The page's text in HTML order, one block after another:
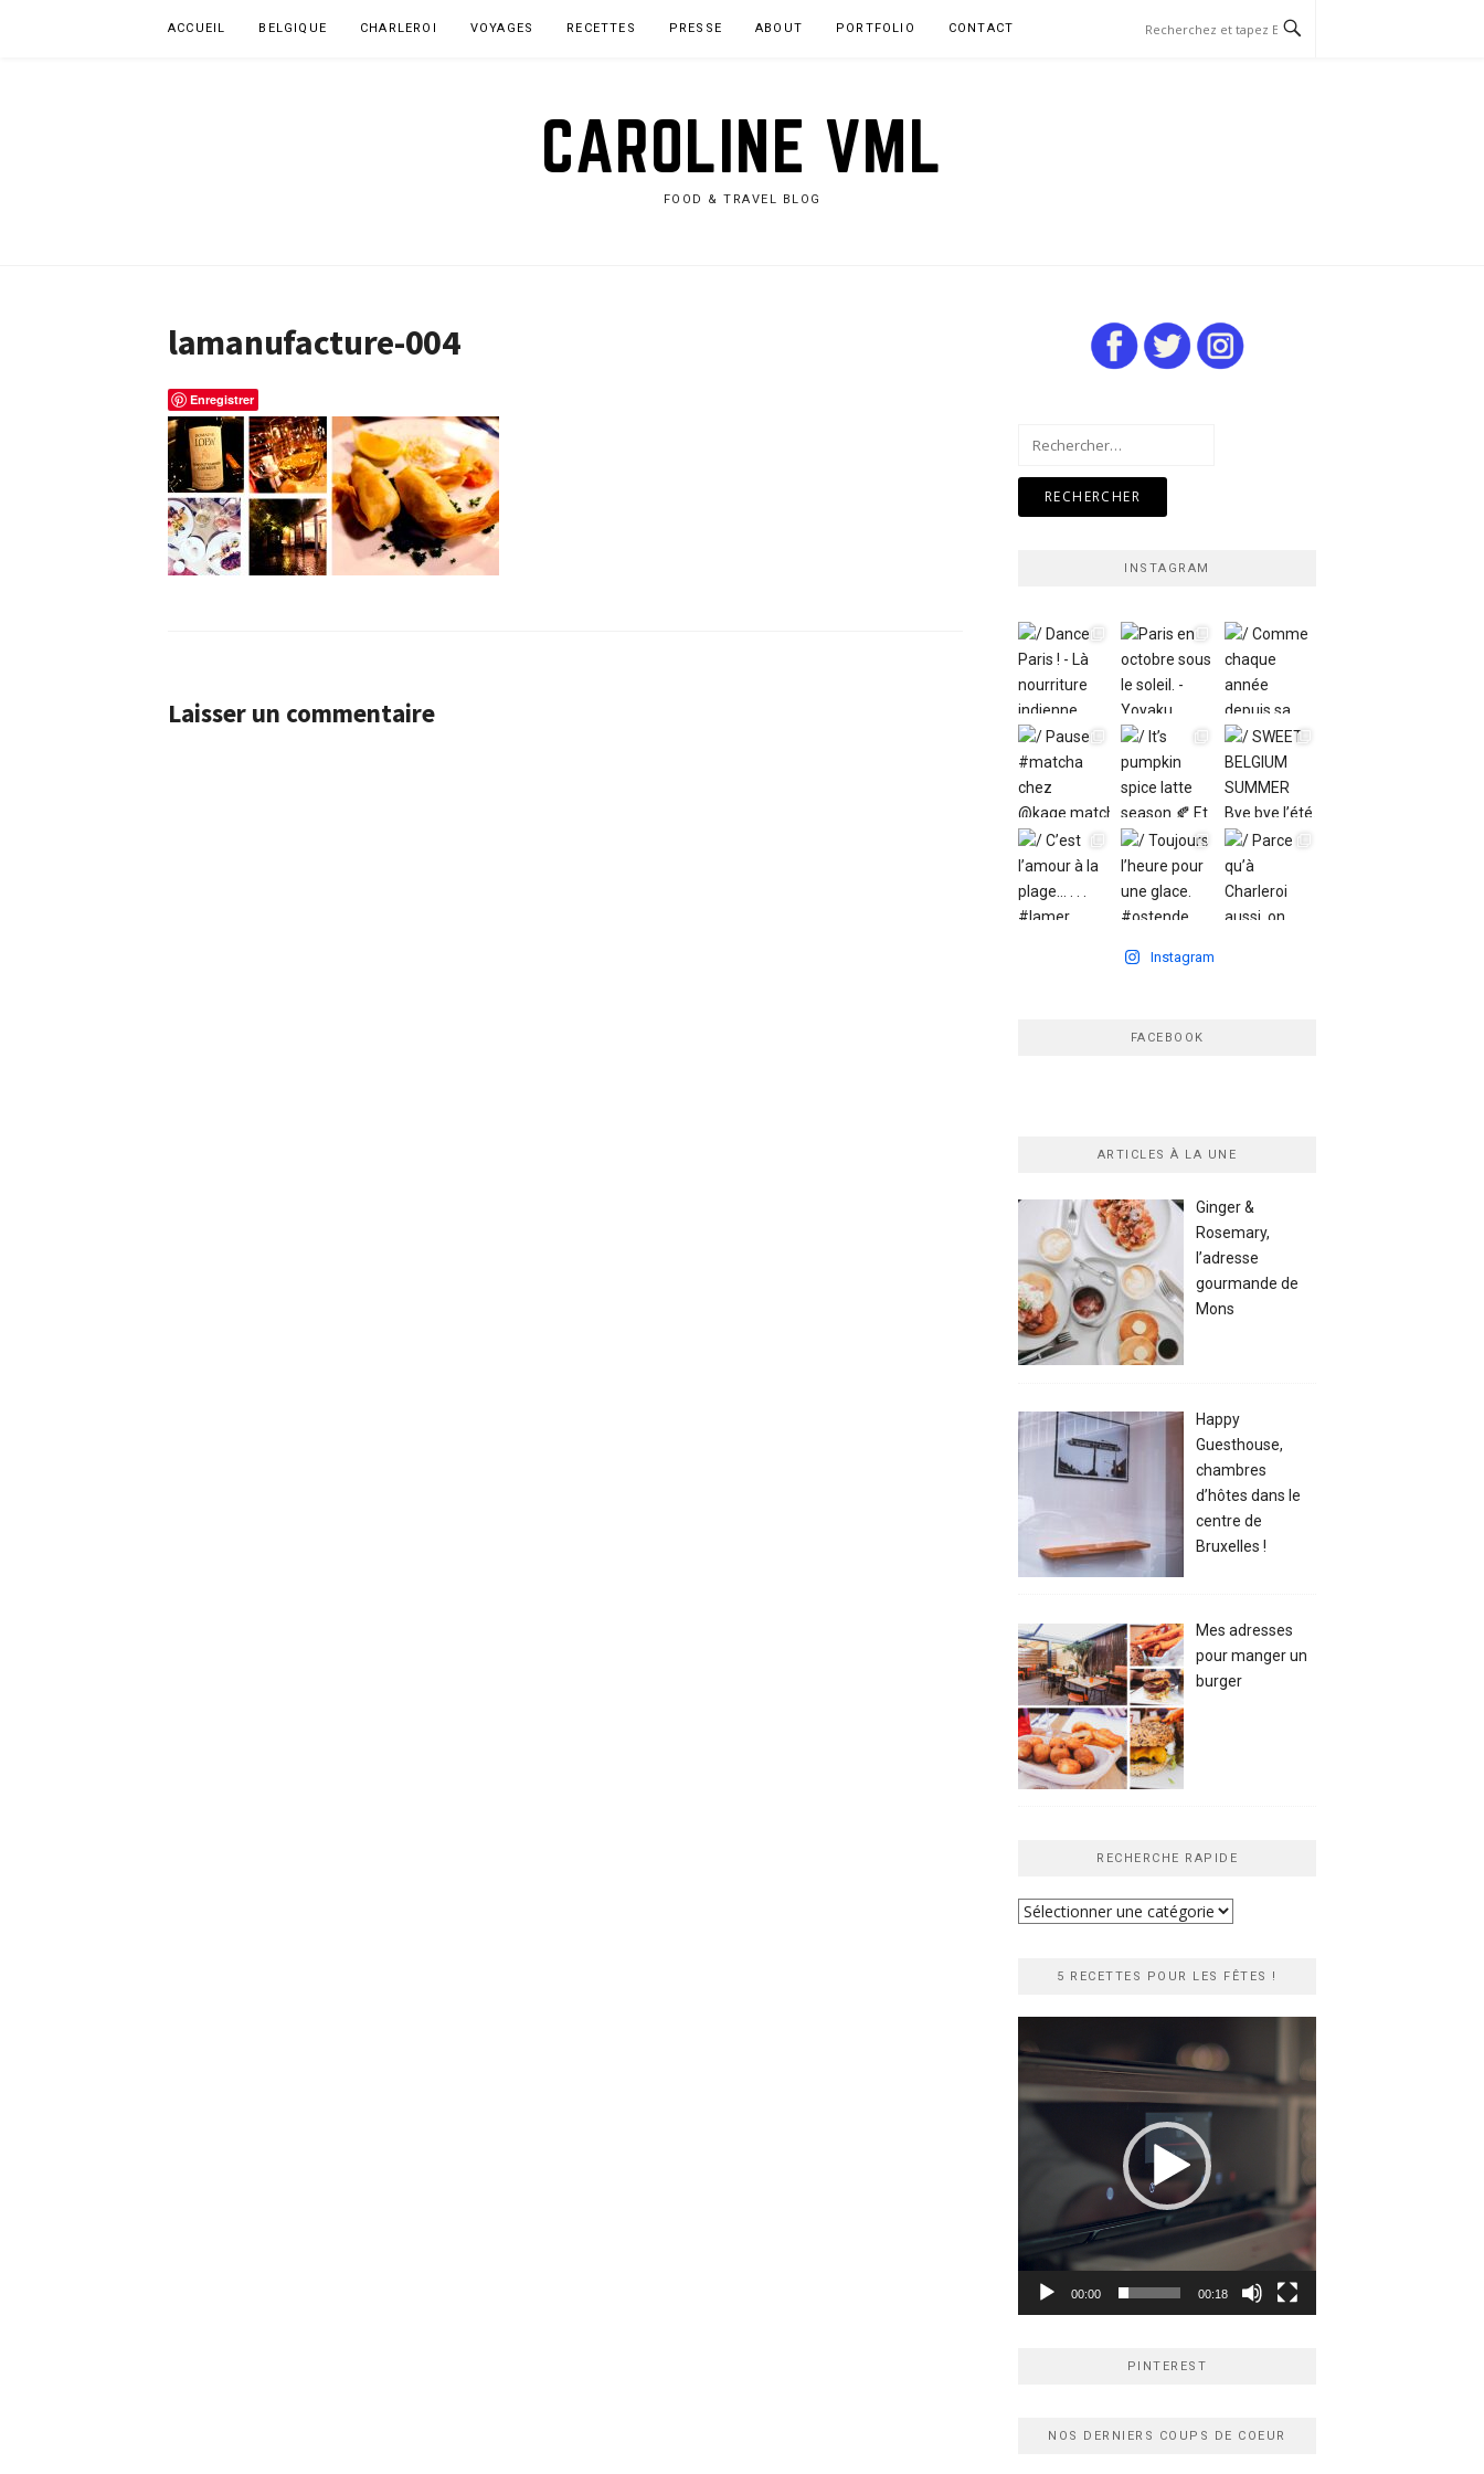
ACCUEIL BELGIQUE CHARLEROI VOYAGES RECETTES PRESSE ABOUT PORTFOLIO CONTACT
CAROLINE VML
FOOD & TRAVEL BLOG
lamanufacture-004
Enregistrer
Laisser un commentaire
INSTAGRAM
Instagram
FACEBOOK
ARTICLES À LA UNE
Ginger &
Rosemary,
l’adresse
gourmande de
Mons
Happy
Guesthouse,
chambres
d’hôtes dans le
centre de
Bruxelles !
Mes adresses
pour manger un
burger
RECHERCHE RAPIDE
Recherche
5 RECETTES POUR LES FÊTES !
vidéo
00:00 00:18
PINTEREST
NOS DERNIERS COUPS DE COEUR